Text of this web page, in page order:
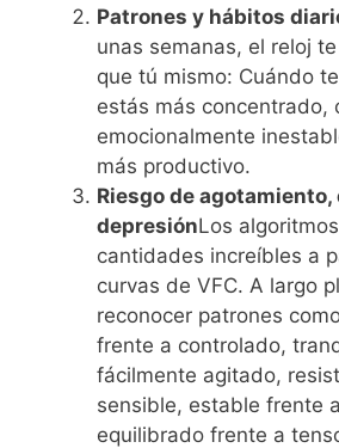
Patrones y hábitos
unas semanas, el reloj
que tú mismo: Cuándo
estás más concentrado,
emocionalmente
más productivo.
Riesgo de agotamiento,
depresiónLos
cantidades increíbles a
curvas de VFC. A largo
reconocer patrones
frente a controlado,
fácilmente agitado,
sensible, estable frente
equilibrado frente a